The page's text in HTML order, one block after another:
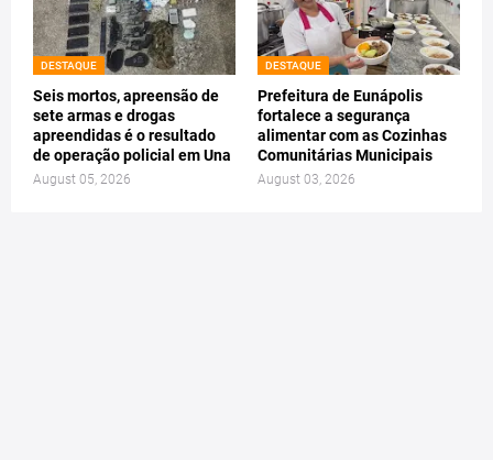
DESTAQUE
Seis mortos, apreensão de
sete armas e drogas
apreendidas é o resultado
de operação policial em Una
August 05, 2026
DESTAQUE
Prefeitura de Eunápolis
fortalece a segurança
alimentar com as Cozinhas
Comunitárias Municipais
August 03, 2026